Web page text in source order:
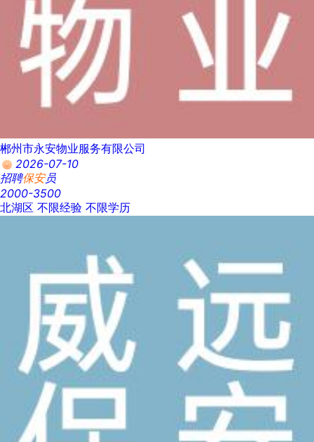
郴州市永安物业服务有限公司
2026-07-10
招聘保安员
2000-3500
北湖区 不限经验 不限学历